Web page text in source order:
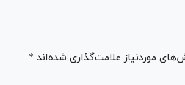
موردنیاز علامت‌گذاری شده‌اند *